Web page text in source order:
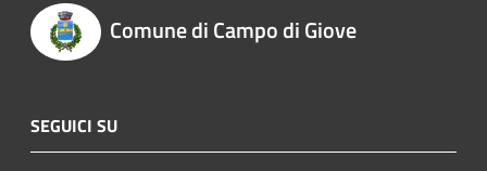
Comune di Campo di Giove
SEGUICI SU